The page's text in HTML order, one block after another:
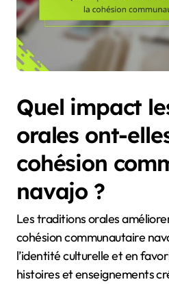
Quel impact
orales ont-
cohésion
navajo ?
Les traditions orales
cohésion communautaire
l’identité culturelle et en
histoires et enseignements